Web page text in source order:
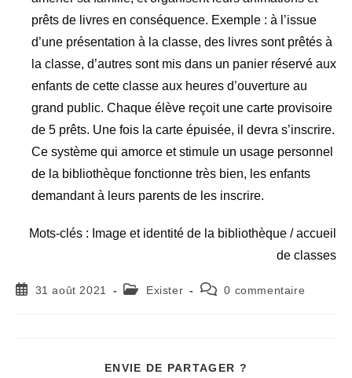
prêts de livres en conséquence. Exemple : à l’issue
d’une présentation à la classe, des livres sont prêtés à
la classe, d’autres sont mis dans un panier réservé aux
enfants de cette classe aux heures d’ouverture au
grand public. Chaque élève reçoit une carte provisoire
de 5 prêts. Une fois la carte épuisée, il devra s’inscrire.
Ce système qui amorce et stimule un usage personnel
de la bibliothèque fonctionne très bien, les enfants
demandant à leurs parents de les inscrire.
Mots-clés : Image et identité de la bibliothèque / accueil
de classes
31 août 2021 Exister 0 commentaire
ENVIE DE PARTAGER ?